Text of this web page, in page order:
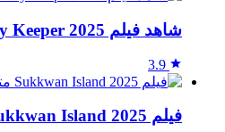
شاهد فيلم The Memory Keeper 2025 مترجم HD
3.9
فيلم Sukkwan Island 2025 مترجم HD